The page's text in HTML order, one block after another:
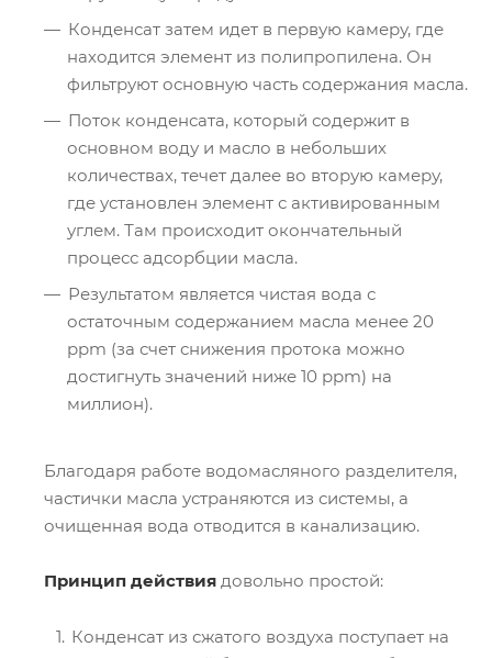
Конденсат затем идет в первую камеру, где
находится элемент из полипропилена. Он
фильтруют основную часть содержания масла.
Поток конденсата, который содержит в
основном воду и масло в небольших
количествах, течет далее во вторую камеру,
где установлен элемент с активированным
углем. Там происходит окончательный
процесс адсорбции масла.
Результатом является чистая вода с
остаточным содержанием масла менее 20
ppm (за счет снижения протока можно
достигнуть значений ниже 10 ppm) на
миллион).
Благодаря работе водомасляного разделителя,
частички масла устраняются из системы, а
очищенная вода отводится в канализацию.
Принцип действия довольно простой:
Конденсат из сжатого воздуха поступает на